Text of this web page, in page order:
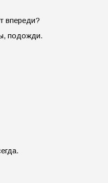
впереди?
подожди.